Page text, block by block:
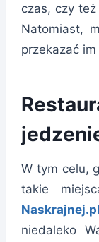
czas, czy
Natomiast,
przekazać
W tym celu,
takie
Naskrajnej.pl
niedaleko